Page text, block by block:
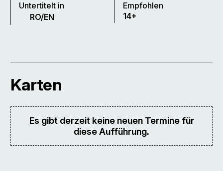
Untertitelt in
RO/EN
Empfohlen
14+
Karten
Es gibt derzeit keine neuen Termine für
diese Aufführung.